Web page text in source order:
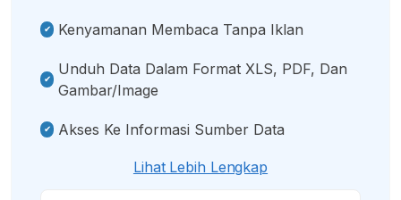
Kenyamanan Membaca Tanpa Iklan
Unduh Data Dalam Format XLS, PDF, Dan
Gambar/image
Akses Ke Informasi Sumber Data
Lihat Lebih Lengkap